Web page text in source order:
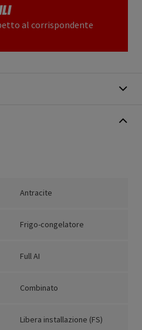
al corrispondente
Antracite
Frigo-congelatore
Full AI
Combinato
Libera installazione (FS)